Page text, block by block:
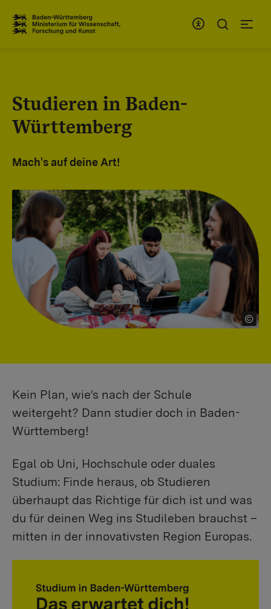
Studieren in Baden-
Württemberg
Mach's auf deine Art!
Kein Plan, wie’s nach der Schule
weitergeht? Dann studier doch in Baden-
Württemberg!
Egal ob Uni, Hochschule oder duales
Studium: Finde heraus, ob Studieren
überhaupt das Richtige für dich ist und was
du für deinen Weg ins Studileben brauchst –
mitten in der innovativsten Region Europas.